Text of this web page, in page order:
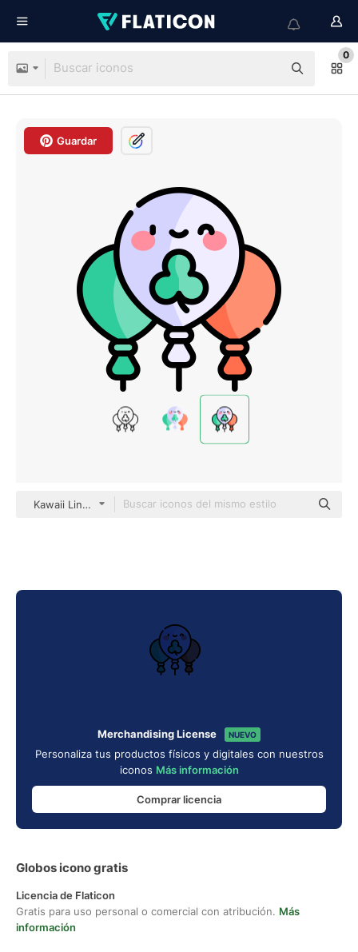
0
Guardar
Kawaii Lineal color
Merchandising License NUEVO
Personaliza tus productos físicos y digitales con nuestros
iconos Más información
Comprar licencia
Globos icono gratis
Licencia de Flaticon
Gratis para uso personal o comercial con atribución. Más
información